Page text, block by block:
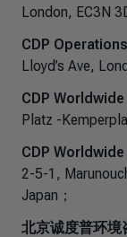
London, EC3N
CDP
Lloyd’s Ave,
CDP
Platz -
CDP
2-5-1,
Japan；
北京诚度普环境